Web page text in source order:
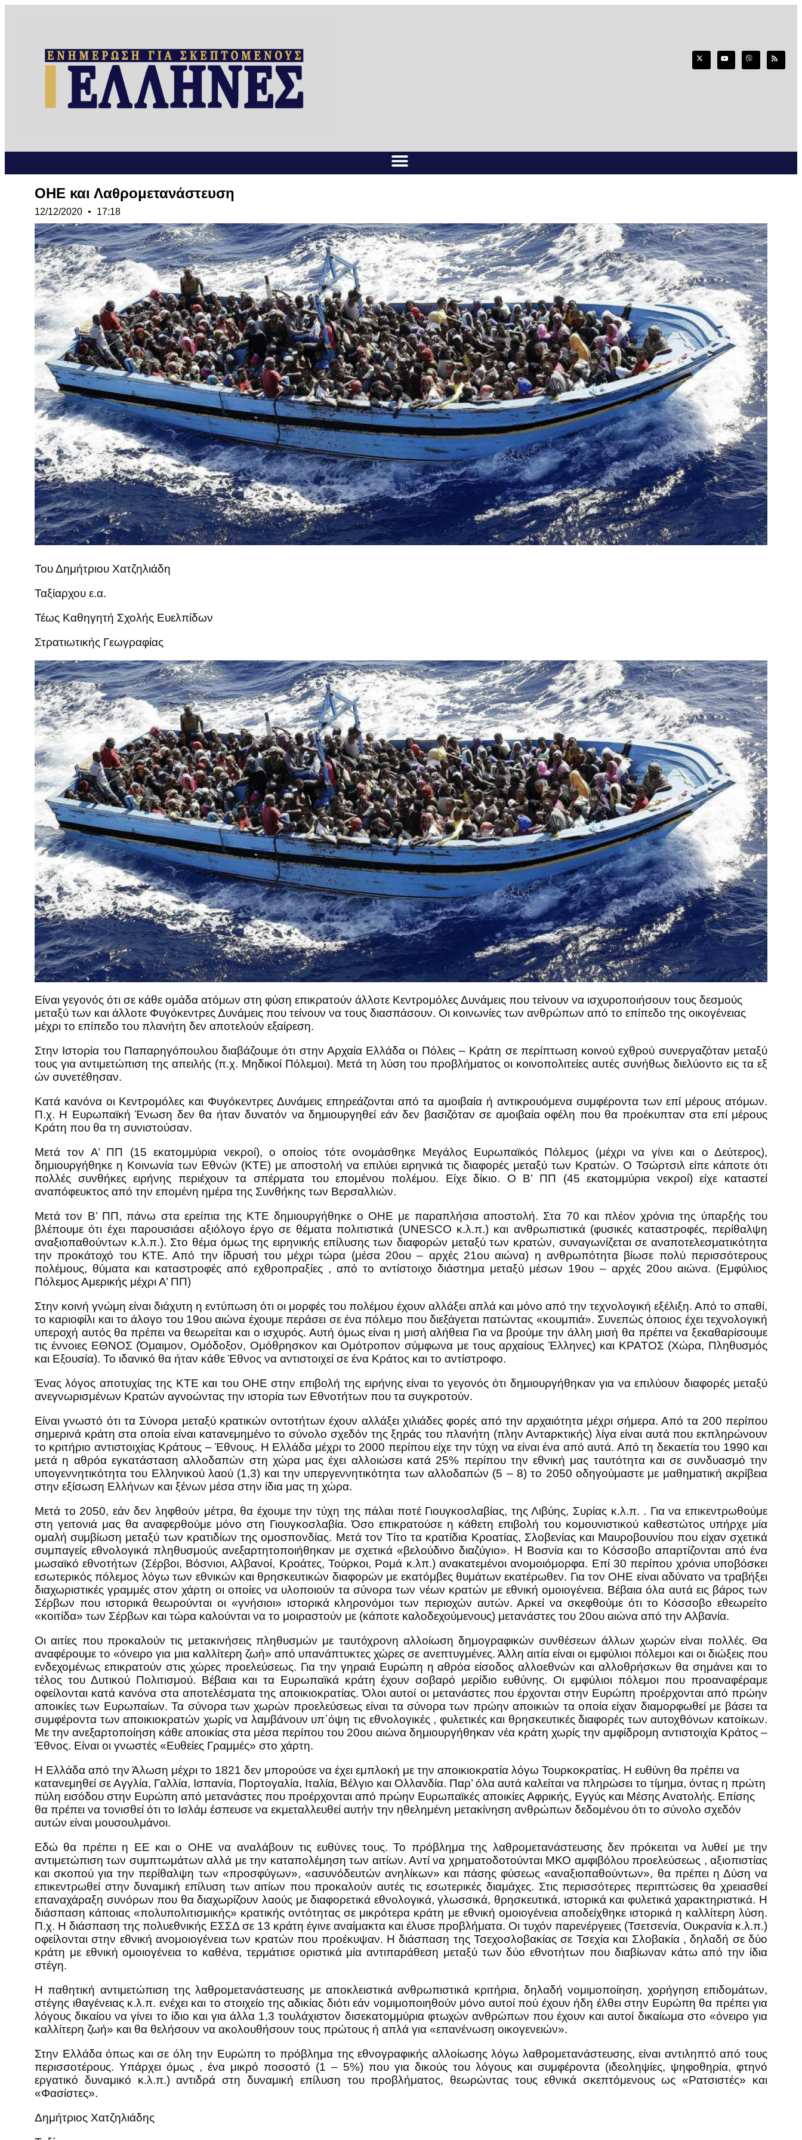
ΟΗΕ και Λαθρομετανάστευση
12/12/2020 17:18
Του Δημήτριου Χατζηλιάδη
Ταξίαρχου ε.α.
Τέως Καθηγητή Σχολής Ευελπίδων
Στρατιωτικής Γεωγραφίας
Είναι γεγονός ότι σε κάθε ομάδα ατόμων στη φύση επικρατούν άλλοτε Κεντρομόλες Δυνάμεις που τείνουν να ισχυροποιήσουν τους δεσμούς
μεταξύ των και άλλοτε Φυγόκεντρες Δυνάμεις που τείνουν να τους διασπάσουν. Οι κοινωνίες των ανθρώπων από το επίπεδο της οικογένειας
μέχρι το επίπεδο του πλανήτη δεν αποτελούν εξαίρεση.
Στην Ιστορία του Παπαρηγόπουλου διαβάζουμε ότι στην Αρχαία Ελλάδα οι Πόλεις – Κράτη σε περίπτωση κοινού εχθρού συνεργαζόταν μεταξύ
τους για αντιμετώπιση της απειλής (π.χ. Μηδικοί Πόλεμοι). Μετά τη λύση του προβλήματος οι κοινοπολιτείες αυτές συνήθως διελύοντο εις τα εξ
ών συνετέθησαν.
Κατά κανόνα οι Κεντρομόλες και Φυγόκεντρες Δυνάμεις επηρεάζονται από τα αμοιβαία ή αντικρουόμενα συμφέροντα των επί μέρους ατόμων.
Π.χ. Η Ευρωπαϊκή Ένωση δεν θα ήταν δυνατόν να δημιουργηθεί εάν δεν βασιζόταν σε αμοιβαία οφέλη που θα προέκυπταν στα επί μέρους
Κράτη που θα τη συνιστούσαν.
Μετά τον Α’ ΠΠ (15 εκατομμύρια νεκροί), ο οποίος τότε ονομάσθηκε Μεγάλος Ευρωπαϊκός Πόλεμος (μέχρι να γίνει και ο Δεύτερος),
δημιουργήθηκε η Κοινωνία των Εθνών (ΚΤΕ) με αποστολή να επιλύει ειρηνικά τις διαφορές μεταξύ των Κρατών. Ο Τσώρτσιλ είπε κάποτε ότι
πολλές συνθήκες ειρήνης περιέχουν τα σπέρματα του επομένου πολέμου. Είχε δίκιο. Ο Β’ ΠΠ (45 εκατομμύρια νεκροί) είχε καταστεί
αναπόφευκτος από την επομένη ημέρα της Συνθήκης των Βερσαλλιών.
Μετά τον Β’ ΠΠ, πάνω στα ερείπια της ΚΤΕ δημιουργήθηκε ο ΟΗΕ με παραπλήσια αποστολή. Στα 70 και πλέον χρόνια της ύπαρξής του
βλέπουμε ότι έχει παρουσιάσει αξιόλογο έργο σε θέματα πολιτιστικά (UNESCO κ.λ.π.) και ανθρωπιστικά (φυσικές καταστροφές, περίθαλψη
αναξιοπαθούντων κ.λ.π.). Στο θέμα όμως της ειρηνικής επίλυσης των διαφορών μεταξύ των κρατών, συναγωνίζεται σε αναποτελεσματικότητα
την προκάτοχό του ΚΤΕ. Από την ίδρυσή του μέχρι τώρα (μέσα 20ου – αρχές 21ου αιώνα) η ανθρωπότητα βίωσε πολύ περισσότερους
πολέμους, θύματα και καταστροφές από εχθροπραξίες , από το αντίστοιχο διάστημα μεταξύ μέσων 19ου – αρχές 20ου αιώνα. (Εμφύλιος
Πόλεμος Αμερικής μέχρι Α’ ΠΠ)
Στην κοινή γνώμη είναι διάχυτη η εντύπωση ότι οι μορφές του πολέμου έχουν αλλάξει απλά και μόνο από την τεχνολογική εξέλιξη. Από το σπαθί,
το καριοφίλι και το άλογο του 19ου αιώνα έχουμε περάσει σε ένα πόλεμο που διεξάγεται πατώντας «κουμπιά». Συνεπώς όποιος έχει τεχνολογική
υπεροχή αυτός θα πρέπει να θεωρείται και ο ισχυρός. Αυτή όμως είναι η μισή αλήθεια Για να βρούμε την άλλη μισή θα πρέπει να ξεκαθαρίσουμε
τις έννοιες ΕΘΝΟΣ (Όμαιμον, Ομόδοξον, Ομόθρησκον και Ομότροπον σύμφωνα με τους αρχαίους Έλληνες) και ΚΡΑΤΟΣ (Χώρα, Πληθυσμός
και Εξουσία). Το ιδανικό θα ήταν κάθε Έθνος να αντιστοιχεί σε ένα Κράτος και το αντίστροφο.
Ένας λόγος αποτυχίας της ΚΤΕ και του ΟΗΕ στην επιβολή της ειρήνης είναι το γεγονός ότι δημιουργήθηκαν για να επιλύουν διαφορές μεταξύ
ανεγνωρισμένων Κρατών αγνοώντας την ιστορία των Εθνοτήτων που τα συγκροτούν.
Είναι γνωστό ότι τα Σύνορα μεταξύ κρατικών οντοτήτων έχουν αλλάξει χιλιάδες φορές από την αρχαιότητα μέχρι σήμερα. Από τα 200 περίπου
σημερινά κράτη στα οποία είναι κατανεμημένο το σύνολο σχεδόν της ξηράς του πλανήτη (πλην Ανταρκτικής) λίγα είναι αυτά που εκπληρώνουν
το κριτήριο αντιστοιχίας Κράτους – Έθνους. Η Ελλάδα μέχρι το 2000 περίπου είχε την τύχη να είναι ένα από αυτά. Από τη δεκαετία του 1990 και
μετά η αθρόα εγκατάσταση αλλοδαπών στη χώρα μας έχει αλλοιώσει κατά 25% περίπου την εθνική μας ταυτότητα και σε συνδυασμό την
υπογεννητικότητα του Ελληνικού λαού (1,3) και την υπεργεννητικότητα των αλλοδαπών (5 – 8) το 2050 οδηγούμαστε με μαθηματική ακρίβεια
στην εξίσωση Ελλήνων και ξένων μέσα στην ίδια μας τη χώρα.
Μετά το 2050, εάν δεν ληφθούν μέτρα, θα έχουμε την τύχη της πάλαι ποτέ Γιουγκοσλαβίας, της Λιβύης, Συρίας κ.λ.π. . Για να επικεντρωθούμε
στη γειτονιά μας θα αναφερθούμε μόνο στη Γιουγκοσλαβία. Όσο επικρατούσε η κάθετη επιβολή του κομουνιστικού καθεστώτος υπήρχε μία
ομαλή συμβίωση μεταξύ των κρατιδίων της ομοσπονδίας. Μετά τον Τίτο τα κρατίδια Κροατίας, Σλοβενίας και Μαυροβουνίου που είχαν σχετικά
συμπαγείς εθνολογικά πληθυσμούς ανεξαρτητοποιήθηκαν με σχετικά «βελούδινο διαζύγιο». Η Βοσνία και το Κόσσοβο απαρτίζονται από ένα
μωσαϊκό εθνοτήτων (Σέρβοι, Βόσνιοι, Αλβανοί, Κροάτες, Τούρκοι, Ρομά κ.λπ.) ανακατεμένοι ανομοιόμορφα. Επί 30 περίπου χρόνια υποβόσκει
εσωτερικός πόλεμος λόγω των εθνικών και θρησκευτικών διαφορών με εκατόμβες θυμάτων εκατέρωθεν. Για τον ΟΗΕ είναι αδύνατο να τραβήξει
διαχωριστικές γραμμές στον χάρτη οι οποίες να υλοποιούν τα σύνορα των νέων κρατών με εθνική ομοιογένεια. Βέβαια όλα αυτά εις βάρος των
Σέρβων που ιστορικά θεωρούνται οι «γνήσιοι» ιστορικά κληρονόμοι των περιοχών αυτών. Αρκεί να σκεφθούμε ότι το Κόσσοβο εθεωρείτο
«κοιτίδα» των Σέρβων και τώρα καλούνται να το μοιραστούν με (κάποτε καλοδεχούμενους) μετανάστες του 20ου αιώνα από την Αλβανία.
Οι αιτίες που προκαλούν τις μετακινήσεις πληθυσμών με ταυτόχρονη αλλοίωση δημογραφικών συνθέσεων άλλων χωρών είναι πολλές. Θα
αναφέρουμε το «όνειρο για μια καλλίτερη ζωή» από υπανάπτυκτες χώρες σε ανεπτυγμένες. Άλλη αιτία είναι οι εμφύλιοι πόλεμοι και οι διώξεις που
ενδεχομένως επικρατούν στις χώρες προελεύσεως. Για την γηραιά Ευρώπη η αθρόα είσοδος αλλοεθνών και αλλοθρήσκων θα σημάνει και το
τέλος του Δυτικού Πολιτισμού. Βέβαια και τα Ευρωπαϊκά κράτη έχουν σοβαρό μερίδιο ευθύνης. Οι εμφύλιοι πόλεμοι που προαναφέραμε
οφείλονται κατά κανόνα στα αποτελέσματα της αποικιοκρατίας. Όλοι αυτοί οι μετανάστες που έρχονται στην Ευρώπη προέρχονται από πρώην
αποικίες των Ευρωπαίων. Τα σύνορα των χωρών προελεύσεως είναι τα σύνορα των πρώην αποικιών τα οποία είχαν διαμορφωθεί με βάσει τα
συμφέροντα των αποικιοκρατών χωρίς να λαμβάνουν υπ΄όψη τις εθνολογικές , φυλετικές και θρησκευτικές διαφορές των αυτοχθόνων κατοίκων.
Με την ανεξαρτοποίηση κάθε αποικίας στα μέσα περίπου του 20ου αιώνα δημιουργήθηκαν νέα κράτη χωρίς την αμφίδρομη αντιστοιχία Κράτος –
Έθνος. Είναι οι γνωστές «Ευθείες Γραμμές» στο χάρτη.
Η Ελλάδα από την Άλωση μέχρι το 1821 δεν μπορούσε να έχει εμπλοκή με την αποικιοκρατία λόγω Τουρκοκρατίας. Η ευθύνη θα πρέπει να
κατανεμηθεί σε Αγγλία, Γαλλία, Ισπανία, Πορτογαλία, Ιταλία, Βέλγιο και Ολλανδία. Παρ’ όλα αυτά καλείται να πληρώσει το τίμημα, όντας η πρώτη
πύλη εισόδου στην Ευρώπη από μετανάστες που προέρχονται από πρώην Ευρωπαϊκές αποικίες Αφρικής, Εγγύς και Μέσης Ανατολής. Επίσης
θα πρέπει να τονισθεί ότι το Ισλάμ έσπευσε να εκμεταλλευθεί αυτήν την ηθελημένη μετακίνηση ανθρώπων δεδομένου ότι το σύνολο σχεδόν
αυτών είναι μουσουλμάνοι.
Εδώ θα πρέπει η ΕΕ και ο ΟΗΕ να αναλάβουν τις ευθύνες τους. Το πρόβλημα της λαθρομετανάστευσης δεν πρόκειται να λυθεί με την
αντιμετώπιση των συμπτωμάτων αλλά με την καταπολέμηση των αιτίων. Αντί να χρηματοδοτούνται ΜΚΟ αμφιβόλου προελεύσεως , αξιοπιστίας
και σκοπού για την περίθαλψη των «προσφύγων», «ασυνόδευτών ανηλίκων» και πάσης φύσεως «αναξιοπαθούντων», θα πρέπει η Δύση να
επικεντρωθεί στην δυναμική επίλυση των αιτίων που προκαλούν αυτές τις εσωτερικές διαμάχες. Στις περισσότερες περιπτώσεις θα χρειασθεί
επαναχάραξη συνόρων που θα διαχωρίζουν λαούς με διαφορετικά εθνολογικά, γλωσσικά, θρησκευτικά, ιστορικά και φυλετικά χαρακτηριστικά. Η
διάσπαση κάποιας «πολυπολιτισμικής» κρατικής οντότητας σε μικρότερα κράτη με εθνική ομοιογένεια αποδείχθηκε ιστορικά η καλλίτερη λύση.
Π.χ. Η διάσπαση της πολυεθνικής ΕΣΣΔ σε 13 κράτη έγινε αναίμακτα και έλυσε προβλήματα. Οι τυχόν παρενέργειες (Τσετσενία, Ουκρανία κ.λ.π.)
οφείλονται στην εθνική ανομοιογένεια των κρατών που προέκυψαν. Η διάσπαση της Τσεχοσλοβακίας σε Τσεχία και Σλοβακία , δηλαδή σε δύο
κράτη με εθνική ομοιογένεια το καθένα, τερμάτισε οριστικά μία αντιπαράθεση μεταξύ των δύο εθνοτήτων που διαβίωναν κάτω από την ίδια
στέγη.
Η παθητική αντιμετώπιση της λαθρομετανάστευσης με αποκλειστικά ανθρωπιστικά κριτήρια, δηλαδή νομιμοποίηση, χορήγηση επιδομάτων,
στέγης ιθαγένειας κ.λ.π. ενέχει και το στοιχείο της αδικίας διότι εάν νομιμοποιηθούν μόνο αυτοί πού έχουν ήδη έλθει στην Ευρώπη θα πρέπει για
λόγους δικαίου να γίνει το ίδιο και για άλλα 1,3 τουλάχιστον δισεκατομμύρια φτωχών ανθρώπων που έχουν και αυτοί δικαίωμα στο «όνειρο για
καλλίτερη ζωή» και θα θελήσουν να ακολουθήσουν τους πρώτους ή απλά για «επανένωση οικογενειών».
Στην Ελλάδα όπως και σε όλη την Ευρώπη το πρόβλημα της εθνογραφικής αλλοίωσης λόγω λαθρομετανάστευσης, είναι αντιληπτό από τους
περισσοτέρους. Υπάρχει όμως , ένα μικρό ποσοστό (1 – 5%) που για δικούς του λόγους και συμφέροντα (ιδεοληψίες, ψηφοθηρία, φτηνό
εργατικό δυναμικό κ.λ.π.) αντιδρά στη δυναμική επίλυση του προβλήματος, θεωρώντας τους εθνικά σκεπτόμενους ως «Ρατσιστές» και
«Φασίστες».
Δημήτριος Χατζηλιάδης